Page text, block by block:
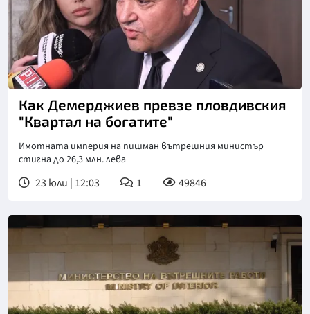
Как Демерджиев превзе пловдивския
"Квартал на богатите"
Имотната империя на пишман вътрешния министър
стигна до 26,3 млн. лева
23 юли | 12:03 1 49846